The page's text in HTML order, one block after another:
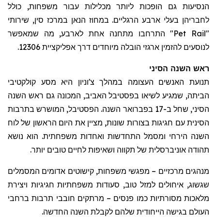
הנסיעות גם הופכות ליותר מכלילות עבור משפחות, כולל
לחבריהן בעלי ארבע הרגליים. במחוז הנאן במרכז סין, שירותי
"
Pet Rail" התרחבו מתחנה אחת לארבע, מה שמאפשר
לנוסעים להזמין ארגזי הובלה מיוחדים דרך אפליקציית 12306.
ראש השנה הסיני
תנועת האנשים העצומה במהלך צ'וניון היא מסע קולקטיבי
הביתה, שמגיע לשיאו בפסטיבל האביב, המכונה גם ראש השנה
הסיני, שחל ב-17 בפברואר השנה. הפסטיבל, המושרש בתרבות
הסינית עם חגיגות בצורות שונות, מציין את היום הראשון של לוח
השנה הירחי ומסמל התחדשות ואחדות משפחתית. הוא נושא
תהודה אוניברסלית של תקווה ושאיפות לחיים טובים יותר.
מנהגים מרכזיים – מפגשי משפחות, קישוטים אדומים המסמלים
שגשוג, איחולים למזל טוב, סעודות משפחתיות חגיגיות ויצירת
מלאכות מסורתיות כמו פנסים – מרתקים חובבי תרבות ברחבי
העולם בגישה הייחודית שלהם לקבלת השנה החדשה.